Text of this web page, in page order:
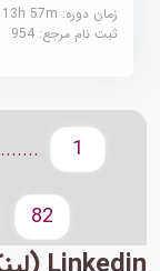
زمان دوره: 13h 57m
ثبت نام مرجع:954
.......
82